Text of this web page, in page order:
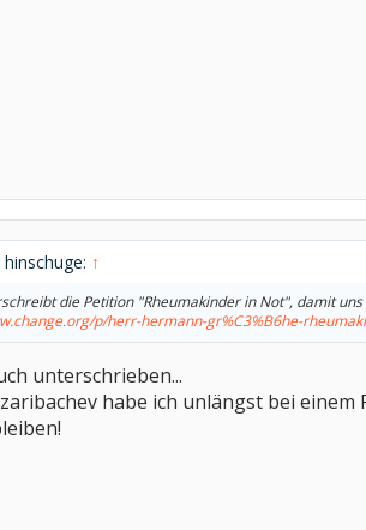
↑
die Petition "Rheumakinder in Not", damit
p/herr-hermann-gr%C3%B6he-
unterschrieben...
habe ich unlängst bei